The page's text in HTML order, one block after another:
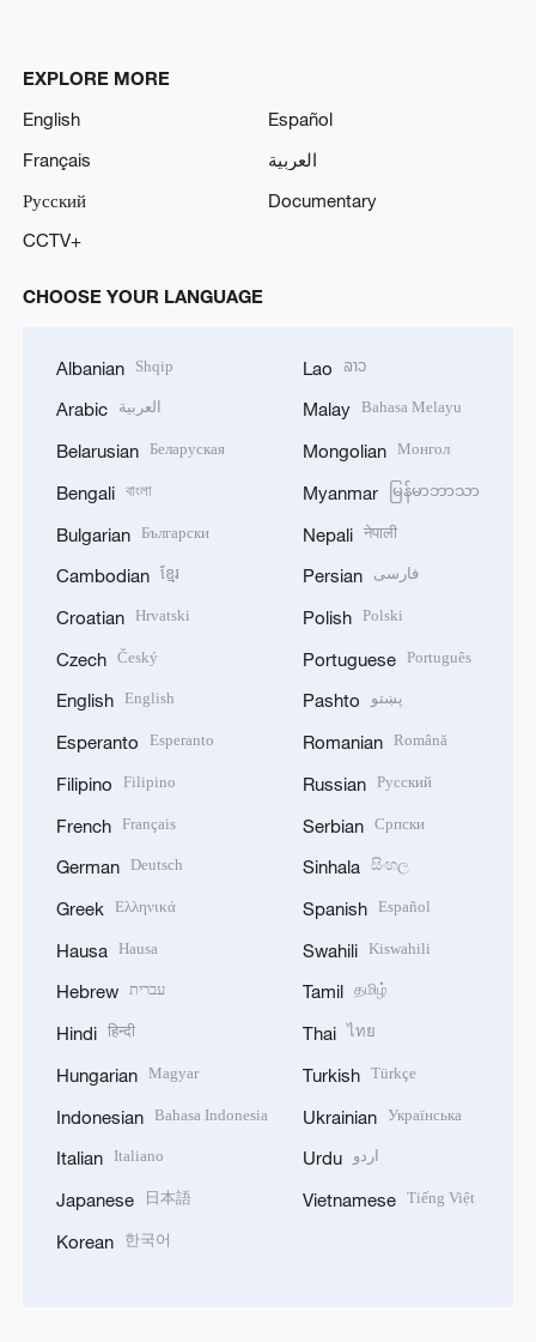
EXPLORE MORE
English
Español
Français
العربية
Русский
Documentary
CCTV+
CHOOSE YOUR LANGUAGE
Albanian Shqip
Arabic العربية
Belarusian Беларуская
Bengali বাংলা
Bulgarian Български
Cambodian ខ្មែរ
Croatian Hrvatski
Czech Český
English English
Esperanto Esperanto
Filipino Filipino
French Français
German Deutsch
Greek Ελληνικά
Hausa Hausa
Hebrew עברית
Hindi हिन्दी
Hungarian Magyar
Indonesian Bahasa Indonesia
Italian Italiano
Japanese 日本語
Korean 한국어
Lao ລາວ
Malay Bahasa Melayu
Mongolian Монгол
Myanmar မြန်မာဘာသာ
Nepali नेपाली
Persian فارسی
Polish Polski
Portuguese Português
Pashto پښتو
Romanian Română
Russian Русский
Serbian Српски
Sinhala සිංහල
Spanish Español
Swahili Kiswahili
Tamil தமிழ்
Thai ไทย
Turkish Türkçe
Ukrainian Українська
Urdu اردو
Vietnamese Tiếng Việt